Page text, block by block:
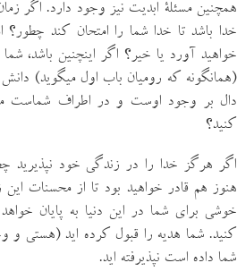
همچنين مسئلة ابديت نيز وجود دارد. اگر
خدا باشد تا خدا شما را امتحان كند چطور؟
خواهيد آورد يا خير؟ اگر اينچنين باشد،
(همانگونه كه روميان باب اول ميگويد)
دال بر وجود اوست و در اطراف شماست
كنيد؟
اگر هرگز خدا را در زندگي خود نپذيريد
هنوز هم قادر خواهيد بود تا از محسنات
خوشي براي شما در اين دنيا به پايان
كنيد. شما هديه را قبول كرده ايد (هستي و
شما داده است نپذيرفته ايد.